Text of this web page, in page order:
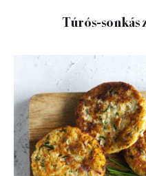
Túrós-sonkás